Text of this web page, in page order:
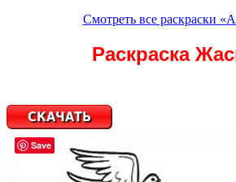
Смотреть все раскраски
Раскраска
Save